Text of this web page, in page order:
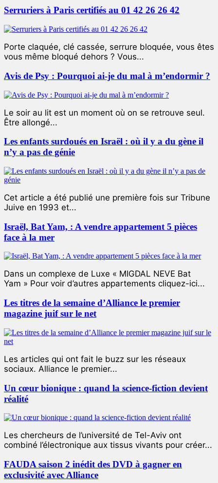
Serruriers à Paris certifiés au 01 42 26 26 42
Porte claquée, clé cassée, serrure bloquée, vous êtes
vous même bloqué dehors ? Vous...
Avis de Psy : Pourquoi ai-je du mal à m’endormir ?
Le soir au lit est un moment où on se retrouve seul.
Être allongé...
Les enfants surdoués en Israël : où il y a du gène il
n’y a pas de génie
Cet article a été publié une première fois sur Tribune
Juive en 1993 et...
Israël, Bat Yam, : A vendre appartement 5 pièces
face à la mer
Dans un complexe de Luxe « MIGDAL NEVE Bat
Yam » Pour voir d’autres appartements cliquez-ici...
Les titres de la semaine d’Alliance le premier
magazine juif sur le net
Les articles qui ont fait le buzz sur les réseaux
sociaux. Alliance le premier...
Un cœur bionique : quand la science-fiction devient
réalité
Les chercheurs de l’université de Tel-Aviv ont
combiné l’électronique aux tissus vivants pour créer...
FAUDA saison 2 inédit des DVD à gagner en
exclusivité avec Alliance